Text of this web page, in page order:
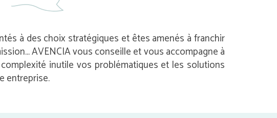
à des choix stratégiques et êtes amenés à franchir
AVENCIA vous conseille et vous accompagne à
inutile vos problématiques et les solutions
entreprise.